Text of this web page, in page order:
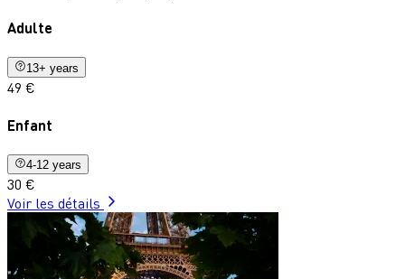
Adulte
13+ years
49 €
Enfant
4-12 years
30 €
Voir les détails